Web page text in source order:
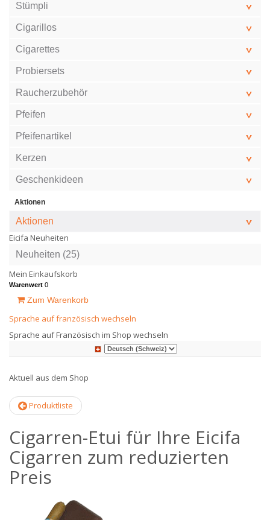
Stümpli
Cigarillos
Cigarettes
Probiersets
Raucherzubehör
Pfeifen
Pfeifenartikel
Kerzen
Geschenkideen
Aktionen
Aktionen
Eicifa Neuheiten
Neuheiten (25)
Mein Einkaufskorb
Warenwert 0
Zum Warenkorb
Sprache auf französisch wechseln
Sprache auf Französisch im Shop wechseln
Aktuell aus dem Shop
Produktliste
Cigarren-Etui für Ihre Eicifa
Cigarren zum reduzierten
Preis